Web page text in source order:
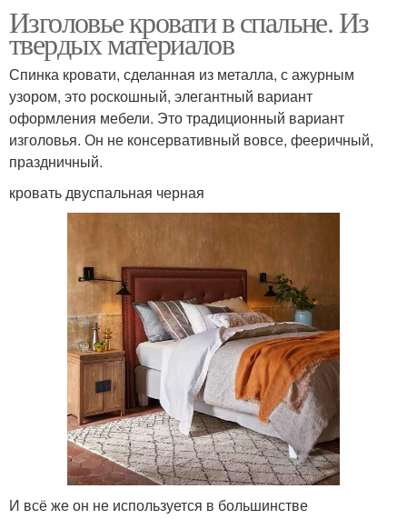
Изголовье кровати в спальне. Из
твердых материалов
Спинка кровати, сделанная из металла, с ажурным
узором, это роскошный, элегантный вариант
оформления мебели. Это традиционный вариант
изголовья. Он не консервативный вовсе, фееричный,
праздничный.
кровать двуспальная черная
И всё же он не используется в большинстве